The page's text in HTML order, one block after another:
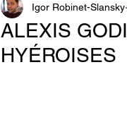
ALEXIS
HYÉROISES
Igor Robinet-Slansky